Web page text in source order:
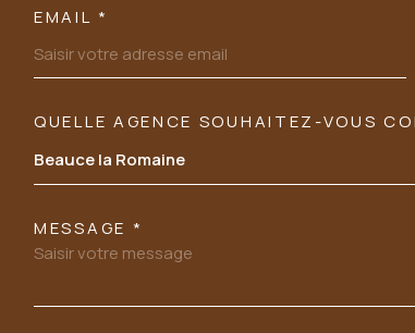
EMAIL *
QUELLE AGENCE SOUHAITEZ-VOUS
Beauce la Romaine
MESSAGE *